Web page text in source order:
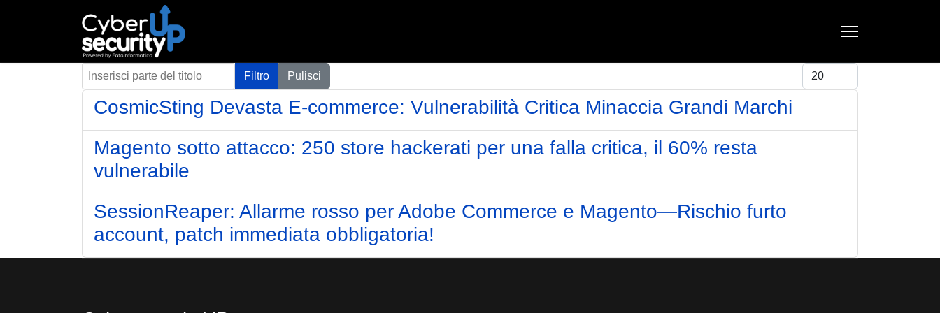
Inserisci parte del titolo Filtro Pulisci Visualizza #
CosmicSting Devasta E-commerce: Vulnerabilità Critica Minaccia Grandi Marchi
Magento sotto attacco: 250 store hackerati per una falla critica, il 60% resta
vulnerabile
SessionReaper: Allarme rosso per Adobe Commerce e Magento—Rischio furto
account, patch immediata obbligatoria!